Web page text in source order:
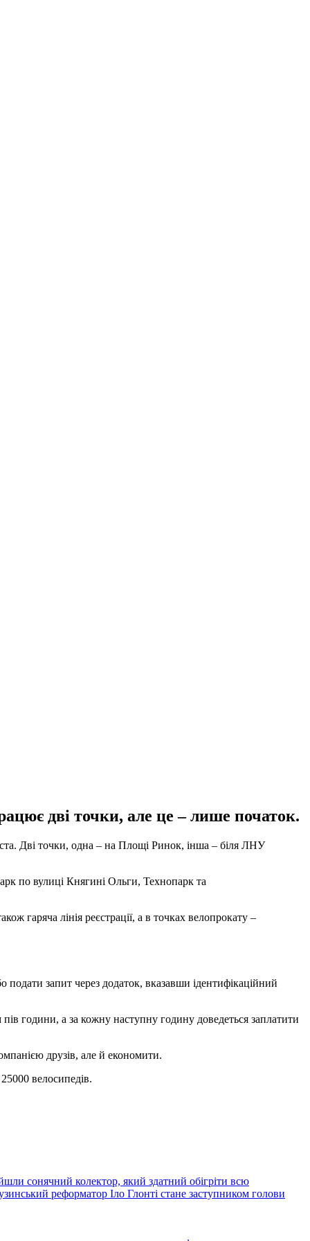
дві точки, але це – лише початок.
Дві точки, одна – на Площі Ринок, інша – біля ЛНУ
по вулиці Княгині Ольги, Технопарк та
гаряча лінія реєстрації, а в точках велопрокату –
запит через додаток, вказавши ідентифікаційний
години, а за кожну наступну годину доведеться заплатити
друзів, але й економити.
велосипедів.
сонячний колектор, який здатний обігріти всю
реформатор Іло Глонті стане заступником голови